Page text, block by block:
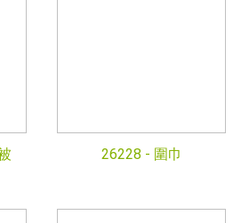
26228 - 圍巾